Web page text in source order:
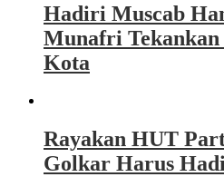
Hadiri Muscab
Munafri Tekankan
Kota
Rayakan HUT
Golkar Harus